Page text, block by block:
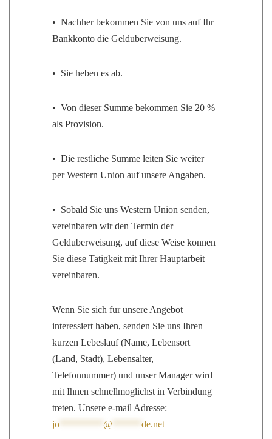
• Nachher bekommen Sie von uns auf Ihr
Bankkonto die Gelduberweisung.
• Sie heben es ab.
• Von dieser Summe bekommen Sie 20 %
als Provision.
• Die restliche Summe leiten Sie weiter
per Western Union auf unsere Angaben.
• Sobald Sie uns Western Union senden,
vereinbaren wir den Termin der
Gelduberweisung, auf diese Weise konnen
Sie diese Tatigkeit mit Ihrer Hauptarbeit
vereinbaren.
Wenn Sie sich fur unsere Angebot
interessiert haben, senden Sie uns Ihren
kurzen Lebeslauf (Name, Lebensort
(Land, Stadt), Lebensalter,
Telefonnummer) und unser Manager wird
mit Ihnen schnellmoglichst in Verbindung
treten. Unsere e-mail Adresse:
jo
@ de.net